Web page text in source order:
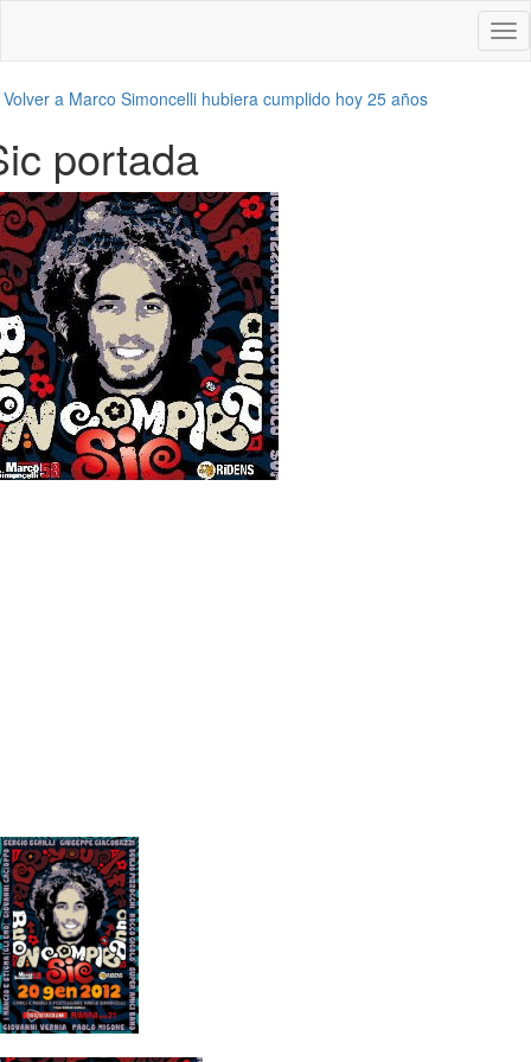
Volver a Marco Simoncelli hubiera cumplido hoy 25 años
portada